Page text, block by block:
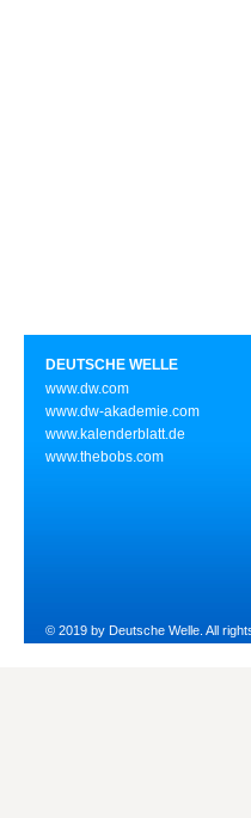
DEUTSCHE WELLE
www.dw.com
www.dw-akademie.com
www.kalenderblatt.de
www.thebobs.com
© 2019 by Deutsche Welle. All